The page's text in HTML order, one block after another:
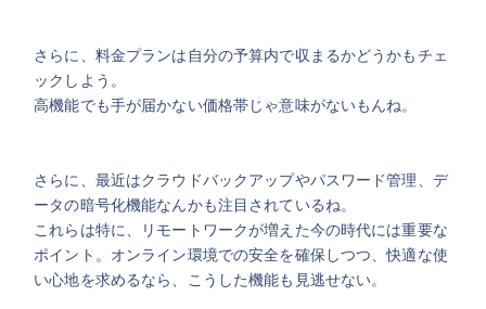
さらに、料金プランは自分の予算内で収まるかどうかもチェ
ックしよう。
高機能でも手が届かない価格帯じゃ意味がないもんね。
さらに、最近はクラウドバックアップやパスワード管理、デ
ータの暗号化機能なんかも注目されているね。
これらは特に、リモートワークが増えた今の時代には重要な
ポイント。オンライン環境での安全を確保しつつ、快適な使
い心地を求めるなら、こうした機能も見逃せない。